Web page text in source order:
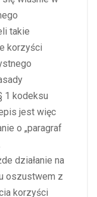
takie
korzyści
1 kodeksu
jest więc
o „paragraf
działanie na
oszustwem z
korzyści